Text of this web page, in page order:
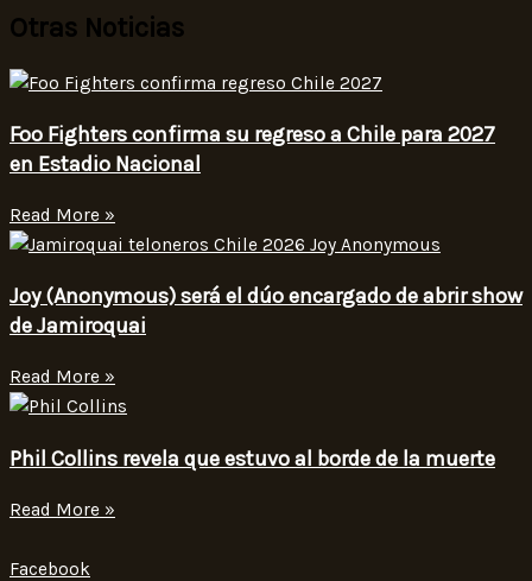
Otras Noticias
Foo Fighters confirma su regreso a Chile para 2027
en Estadio Nacional
Read More »
Joy (Anonymous) será el dúo encargado de abrir show
de Jamiroquai
Read More »
Phil Collins revela que estuvo al borde de la muerte
Read More »
Facebook